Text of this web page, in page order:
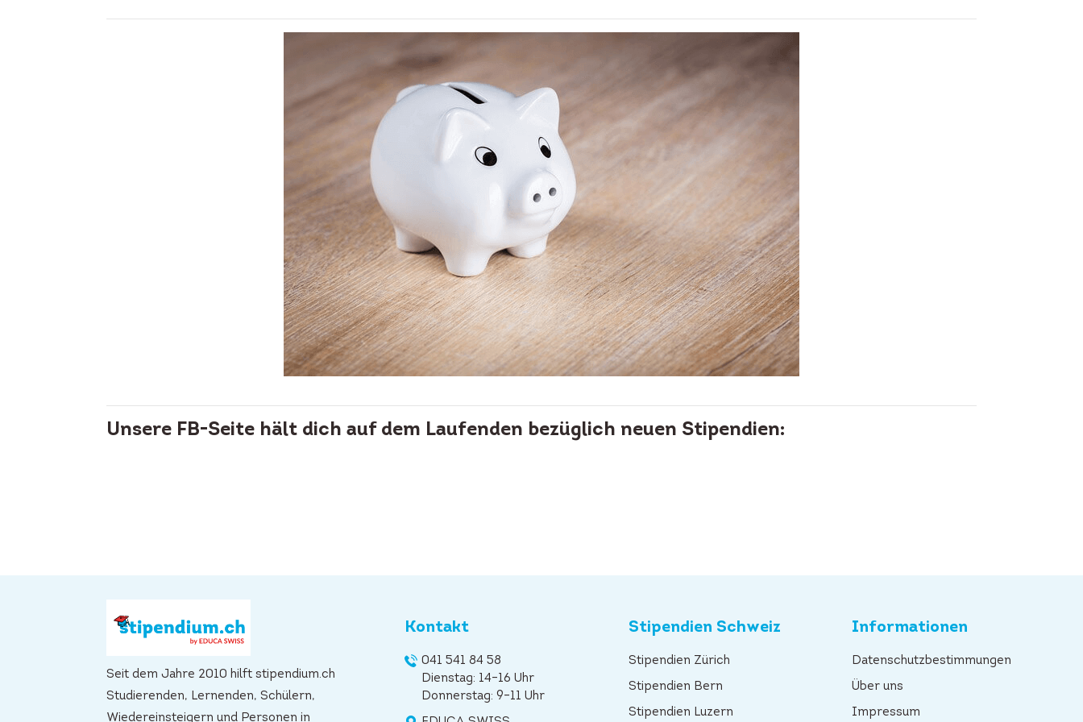
Unsere FB-Seite hält dich auf dem Laufenden bezüglich neuen Stipendien:
Seit dem Jahre 2010 hilft stipendium.ch
Studierenden, Lernenden, Schülern,
Wiedereinsteigern und Personen in
Kontakt
041 541 84 58
Dienstag: 14–16 Uhr
Donnerstag: 9–11 Uhr
Stipendien Schweiz
Stipendien Zürich
Stipendien Bern
Stipendien Luzern
Informationen
Datenschutzbestimmungen
Über uns
Impressum